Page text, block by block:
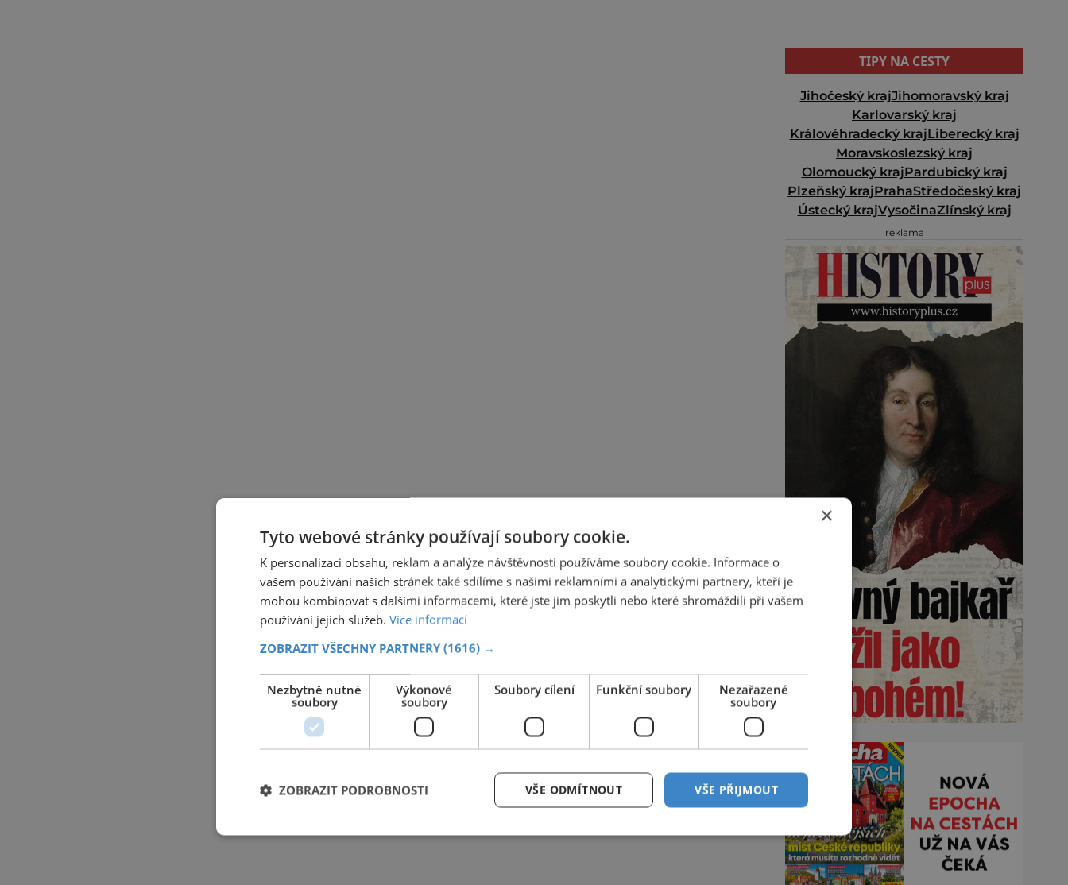
TIPY NA CESTY
Jihočeský krajJihomoravský kraj
Karlovarský kraj
Královéhradecký krajLiberecký kraj
Moravskoslezský kraj
Olomoucký krajPardubický kraj
Plzeňský krajPrahaStředočeský kraj
Ústecký krajVysočinaZlínský kraj
reklama
×
Tyto webové stránky používají soubory cookie.
K personalizaci obsahu, reklam a analýze návštěvnosti používáme soubory cookie. Informace o
vašem používání našich stránek také sdílíme s našimi reklamními a analytickými partnery, kteří je
mohou kombinovat s dalšími informacemi, které jste jim poskytli nebo které shromáždili při vašem
používání jejich služeb. Více informací
ZOBRAZIT VŠECHNY PARTNERY (1616) →
Nezbytně nutné
soubory
Výkonové
soubory
Soubory cílení Funkční soubory
Nezařazené
soubory
VŠE PŘIJMOUT
VŠE ODMÍTNOUT
ZOBRAZIT PODROBNOSTI